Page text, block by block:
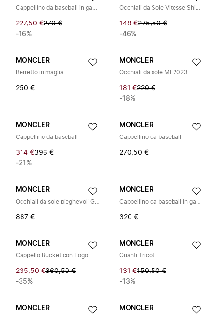
Cappellino da baseball in gabardine di cotone
227,50 €270 €
-16%
Occhiali da Sole Vitesse Shield
148 €275,50 €
-46%
MONCLER
Berretto in maglia
250 €
MONCLER
Occhiali da sole ME2023
181 €220 €
-18%
MONCLER
Cappellino da baseball
314 €396 €
-21%
MONCLER
Cappellino da baseball
270,50 €
MONCLER
Occhiali da sole pieghevoli Glisse
887 €
MONCLER
Cappellino da baseball in gabardine di cotone
320 €
MONCLER
Cappello Bucket con Logo
235,50 €360,50 €
-35%
MONCLER
Guanti Tricot
131 €150,50 €
-13%
MONCLER MONCLER